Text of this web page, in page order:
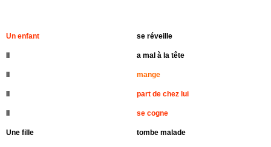
Un enfant
Une fille
se réveille
a mal à la tête
mange
part de chez lui
se cogne
tombe malade